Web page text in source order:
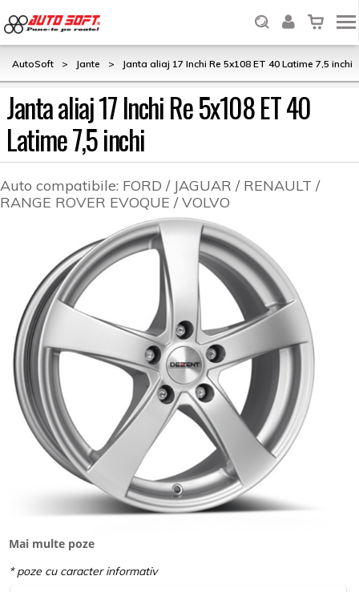
AutoSoft > Jante > Janta aliaj 17 Inchi Re 5x108 ET 40 Latime 7,5 inchi
Janta aliaj 17 Inchi Re 5x108 ET 40
Latime 7,5 inchi
Auto compatibile: FORD / JAGUAR / RENAULT /
RANGE ROVER EVOQUE / VOLVO
Mai multe poze